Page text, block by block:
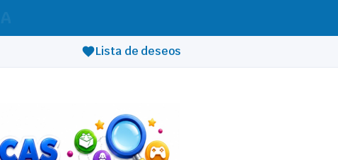
Lista de deseos